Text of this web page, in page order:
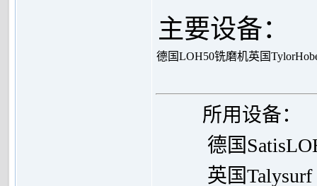
主要设备：
德国LOH50铣磨机英国
所用设备：
德国SatisLOH
英国